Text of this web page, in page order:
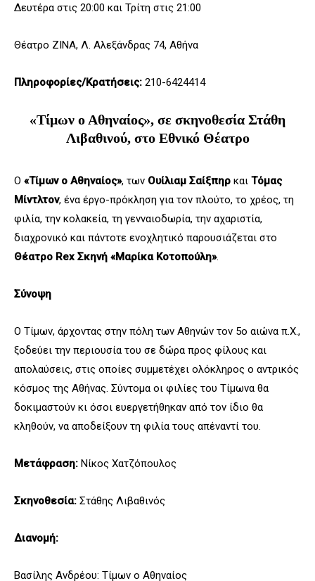
Δευτέρα στις 20:00 και Τρίτη στις 21:00
Θέατρο ΖΙΝΑ, Λ. Αλεξάνδρας 74, Αθήνα
Πληροφορίες/Κρατήσεις: 210-6424414
«Τίμων ο Αθηναίος», σε σκηνοθεσία Στάθη
Λιβαθινού, στο Εθνικό Θέατρο
Ο «Τίμων ο Αθηναίος», των Ουίλιαμ Σαίξπηρ και Τόμας
Μίντλτον, ένα έργο-πρόκληση για τον πλούτο, το χρέος, τη
φιλία, την κολακεία, τη γενναιοδωρία, την αχαριστία,
διαχρονικό και πάντοτε ενοχλητικό παρουσιάζεται στο
Θέατρο Rex Σκηνή «Μαρίκα Κοτοπούλη».
Σύνοψη
Ο Τίμων, άρχοντας στην πόλη των Αθηνών τον 5ο αιώνα π.Χ.,
ξοδεύει την περιουσία του σε δώρα προς φίλους και
απολαύσεις, στις οποίες συμμετέχει ολόκληρος ο αντρικός
κόσμος της Αθήνας. Σύντομα οι φιλίες του Τίμωνα θα
δοκιμαστούν κι όσοι ευεργετήθηκαν από τον ίδιο θα
κληθούν, να αποδείξουν τη φιλία τους απέναντί του.
Μετάφραση: Nίκος Χατζόπουλος
Σκηνοθεσία: Στάθης Λιβαθινός
Διανομή:
Βασίλης Ανδρέου: Τίμων ο Αθηναίος